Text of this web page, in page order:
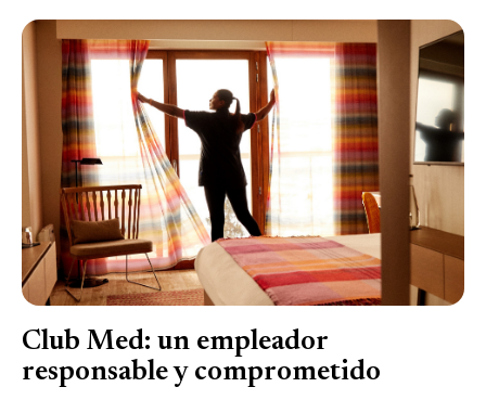
Club Med: un empleador
responsable y comprometido